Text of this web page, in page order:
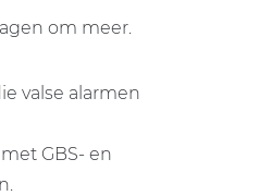
om meer.
valse alarmen
GBS- en